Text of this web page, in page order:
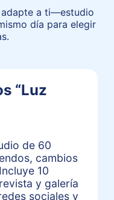
adapte a ti—estudio
día para elegir
“Luz
de 60
cambios
10
y galería
sociales y